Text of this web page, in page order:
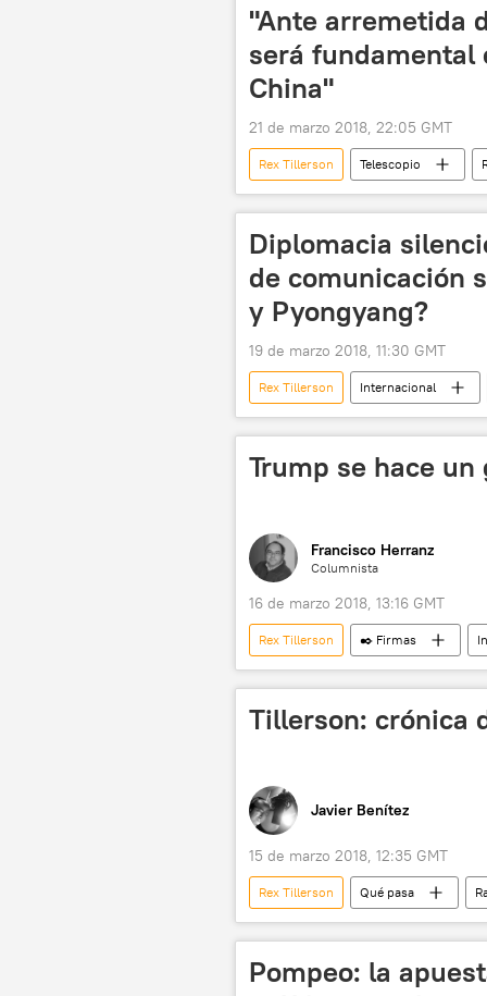
"Ante arremetida
será fundamental
China"
21 de marzo 2018, 22:05 GMT
Rex Tillerson Telescopio
Mike Pompeo
medidas
Diplomacia
de comunicación
y Pyongyang?
19 de marzo 2018, 11:30 GMT
Rex Tillerson Internacional
Donald Trump
Kim Jong-un
Trump se hace
Francisco Herranz
Columnista
16 de marzo 2018, 13:16 GMT
Rex Tillerson ✒️ Firmas
EEUU
Corea del Norte
Tillerson: crónica
Javier Benítez
15 de marzo 2018, 12:35 GMT
Rex Tillerson Qué pasa
CIA
Pompeo: la